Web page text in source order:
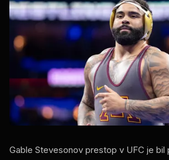
Gable Stevesonov prestop v UFC je bil